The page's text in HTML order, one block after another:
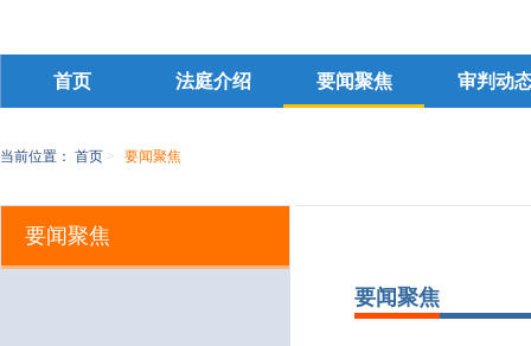
首页 法庭介绍 要闻聚焦 审判动
当前位置： 首页 > 要闻聚焦
要闻聚焦
要闻聚焦